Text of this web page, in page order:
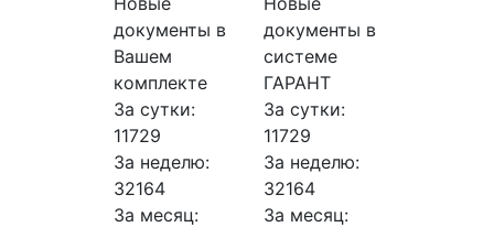
документы в
Вашем
комплекте
За сутки:
11729
За неделю:
32164
За месяц:
документы в
системе
ГАРАНТ
За сутки:
11729
За неделю:
32164
За месяц: